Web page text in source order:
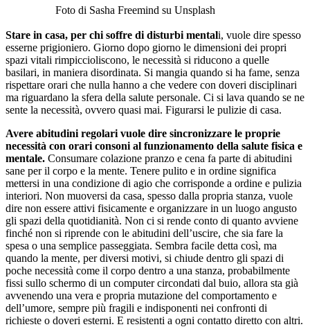
Foto di Sasha Freemind su Unsplash
Stare in casa, per chi soffre di disturbi mentali, vuole dire spesso
esserne prigioniero. Giorno dopo giorno le dimensioni dei propri
spazi vitali rimpiccioliscono, le necessità si riducono a quelle
basilari, in maniera disordinata. Si mangia quando si ha fame, senza
rispettare orari che nulla hanno a che vedere con doveri disciplinari
ma riguardano la sfera della salute personale. Ci si lava quando se ne
sente la necessità, ovvero quasi mai. Figurarsi le pulizie di casa.
Avere abitudini regolari vuole dire sincronizzare le proprie
necessità con orari consoni al funzionamento della salute fisica e
mentale. Consumare colazione pranzo e cena fa parte di abitudini
sane per il corpo e la mente. Tenere pulito e in ordine significa
mettersi in una condizione di agio che corrisponde a ordine e pulizia
interiori. Non muoversi da casa, spesso dalla propria stanza, vuole
dire non essere attivi fisicamente e organizzare in un luogo angusto
gli spazi della quotidianità. Non ci si rende conto di quanto avviene
finché non si riprende con le abitudini dell’uscire, che sia fare la
spesa o una semplice passeggiata. Sembra facile detta così, ma
quando la mente, per diversi motivi, si chiude dentro gli spazi di
poche necessità come il corpo dentro a una stanza, probabilmente
fissi sullo schermo di un computer circondati dal buio, allora sta già
avvenendo una vera e propria mutazione del comportamento e
dell’umore, sempre più fragili e indisponenti nei confronti di
richieste o doveri esterni. E resistenti a ogni contatto diretto con altri.